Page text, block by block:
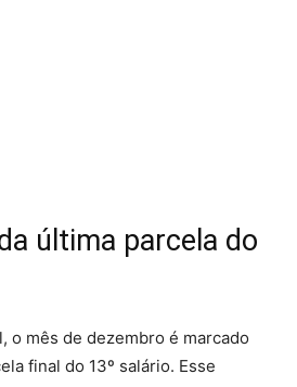
última parcela do
o mês de dezembro é marcado
final do 13º salário. Esse